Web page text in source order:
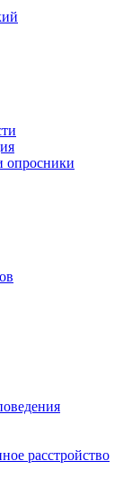
опросники
расстройство